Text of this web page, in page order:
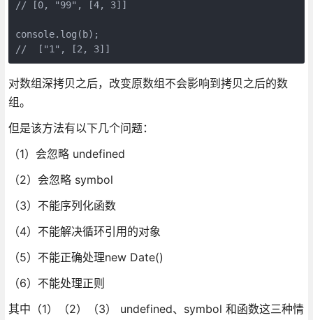
// [0, "99", [4, 3]]
console.log(b);
//  ["1", [2, 3]]
对数组深拷贝之后，改变原数组不会影响到拷贝之后的数
组。
但是该方法有以下几个问题：
（1）会忽略 undefined
（2）会忽略 symbol
（3）不能序列化函数
（4）不能解决循环引用的对象
（5）不能正确处理new Date()
（6）不能处理正则
其中（1）（2）（3） undefined、symbol 和函数这三种情